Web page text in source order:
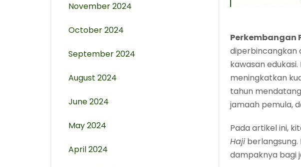
Perkembangan
diperbincangkan
kawasan
meningkatkan
tahun
jamaah pemula,
Pada artikel ini,
Haji berlangsung.
dampaknya bagi
November 2024
October 2024
September 2024
August 2024
June 2024
May 2024
April 2024